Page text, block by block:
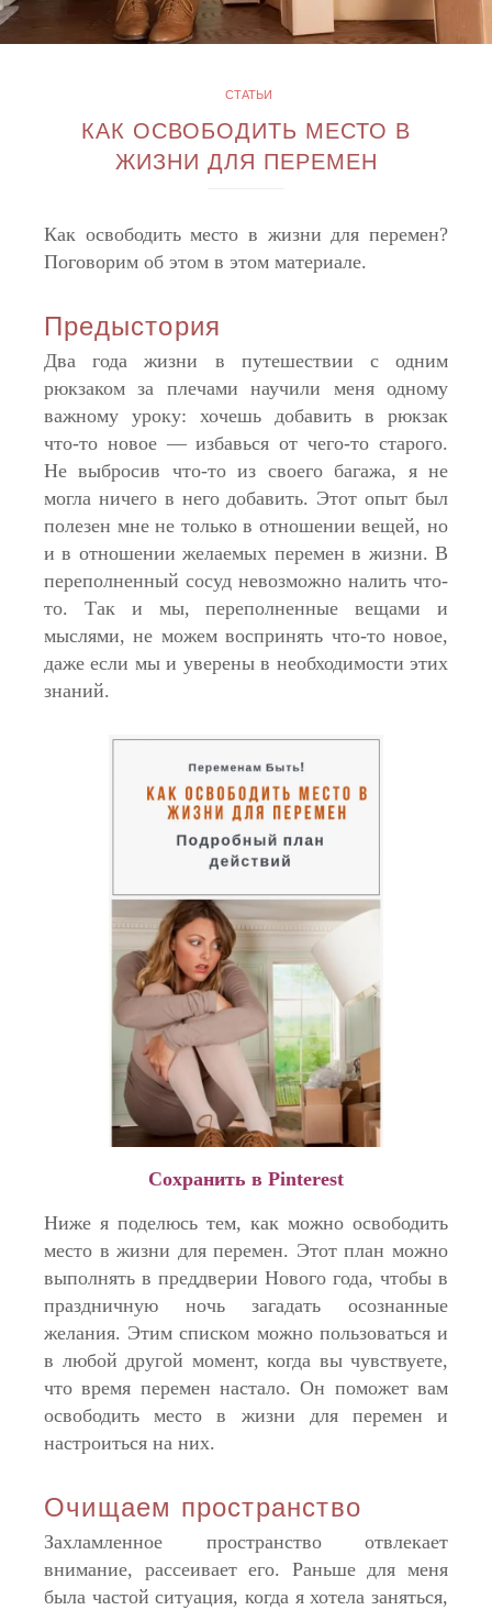
СТАТЬИ
КАК ОСВОБОДИТЬ МЕСТО В
ЖИЗНИ ДЛЯ ПЕРЕМЕН
Как освободить место в жизни для перемен?
Поговорим об этом в этом материале.
Предыстория
Два года жизни в путешествии с одним
рюкзаком за плечами научили меня одному
важному уроку: хочешь добавить в рюкзак
что-то новое — избавься от чего-то старого.
Не выбросив что-то из своего багажа, я не
могла ничего в него добавить. Этот опыт был
полезен мне не только в отношении вещей, но
и в отношении желаемых перемен в жизни. В
переполненный сосуд невозможно налить что-
то. Так и мы, переполненные вещами и
мыслями, не можем воспринять что-то новое,
даже если мы и уверены в необходимости этих
знаний.
Сохранить в Pinterest
Ниже я поделюсь тем, как можно освободить
место в жизни для перемен. Этот план можно
выполнять в преддверии Нового года, чтобы в
праздничную ночь загадать осознанные
желания. Этим списком можно пользоваться и
в любой другой момент, когда вы чувствуете,
что время перемен настало. Он поможет вам
освободить место в жизни для перемен и
настроиться на них.
Очищаем пространство
Захламленное пространство отвлекает
внимание, рассеивает его. Раньше для меня
была частой ситуация, когда я хотела заняться,